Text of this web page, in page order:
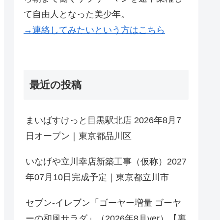
て自由人となった美少年。
→連絡してみたいという方はこちら
最近の投稿
まいばすけっと目黒駅北店 2026年8月7
日オープン｜東京都品川区
いなげや立川幸店新築工事（仮称）2027
年07月10日完成予定｜東京都立川市
セブン-イレブン「ゴーヤー増量 ゴーヤ